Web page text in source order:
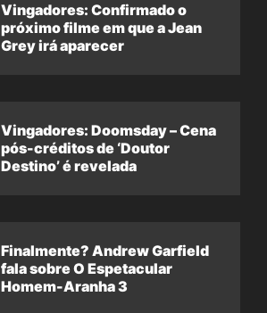
Vingadores: Confirmado o
próximo filme em que a Jean
Grey irá aparecer
Vingadores: Doomsday – Cena
pós-créditos de ‘Doutor
Destino’ é revelada
Finalmente? Andrew Garfield
fala sobre O Espetacular
Homem-Aranha 3